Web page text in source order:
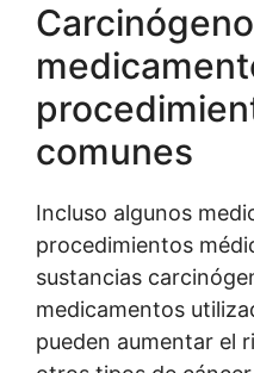
comunes
Incluso algunos
procedimientos
sustancias
medicamentos
pueden aumentar el